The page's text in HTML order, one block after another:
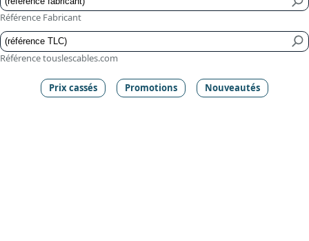
Référence Fabricant
Référence touslescables.com
Prix cassés Promotions Nouveautés